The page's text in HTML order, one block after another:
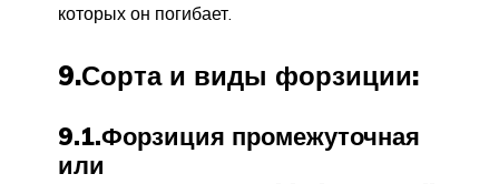
которых он погибает.
9.Сорта и виды форзиции:
9.1.Форзиция промежуточная
или